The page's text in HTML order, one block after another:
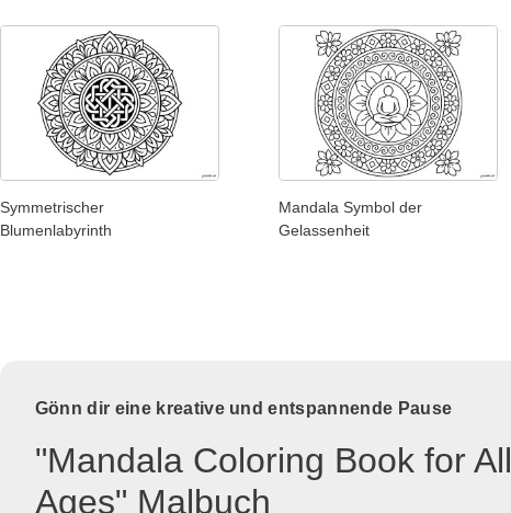
Symmetrischer
Blumenlabyrinth
Mandala Symbol der
Gelassenheit
Gönn dir eine kreative und entspannende Pause
"Mandala Coloring Book for All
Ages" Malbuch